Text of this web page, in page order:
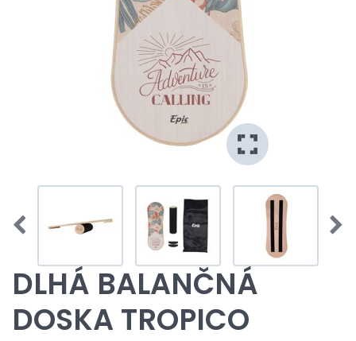
DLHÁ BALANČNÁ
DOSKA TROPICO